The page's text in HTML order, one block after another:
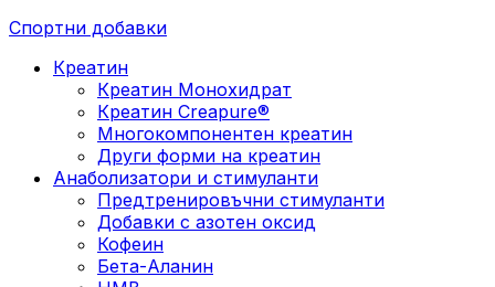
Спортни добавки
Креатин
Креатин Монохидрат
Креатин Creapure®
Многокомпонентен креатин
Други форми на креатин
Анаболизатори и стимуланти
Предтренировъчни стимуланти
Добавки с азотен оксид
Кофеин
Бета-Аланин